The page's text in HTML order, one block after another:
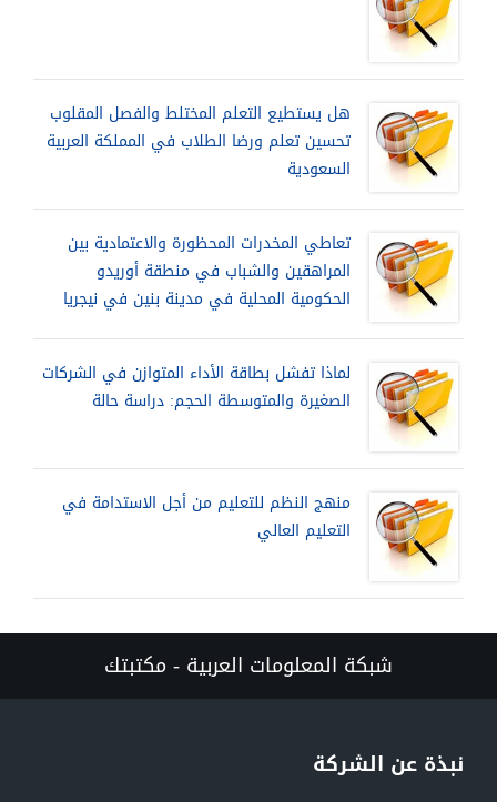
هل يستطيع التعلم المختلط والفصل المقلوب
تحسين تعلم ورضا الطلاب في المملكة العربية
السعودية
تعاطي المخدرات المحظورة والاعتمادية بين
المراهقين والشباب في منطقة أوريدو
الحكومية المحلية في مدينة بنين في نيجريا
لماذا تفشل بطاقة الأداء المتوازن في الشركات
الصغيرة والمتوسطة الحجم: دراسة حالة
منهج النظم للتعليم من أجل الاستدامة في
التعليم العالي
شبكة المعلومات العربية - مكتبتك
نبذة عن الشركة